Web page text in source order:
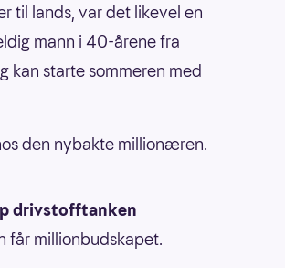
til lands, var det likevel en
mann i 40-årene fra
kan starte sommeren med
den nybakte millionæren.
drivstofftanken
får millionbudskapet.